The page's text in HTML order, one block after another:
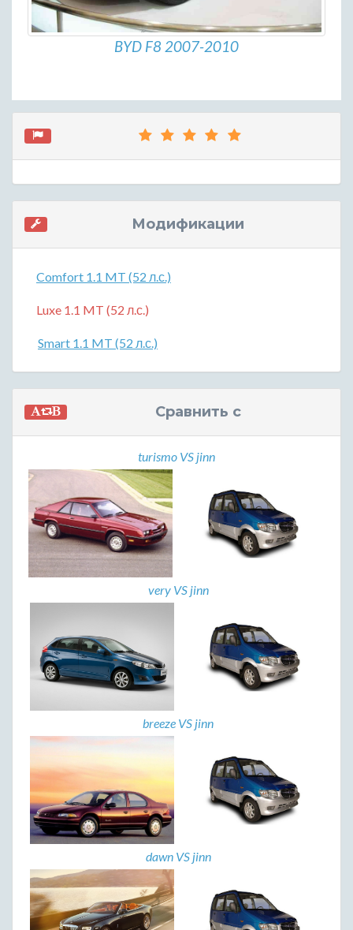
BYD F8 2007-2010
Модификации
Comfort 1.1 MT (52 л.с.)
Luxe 1.1 MT (52 л.с.)
Smart 1.1 MT (52 л.с.)
Сравнить с
turismo VS jinn
very VS jinn
breeze VS jinn
dawn VS jinn